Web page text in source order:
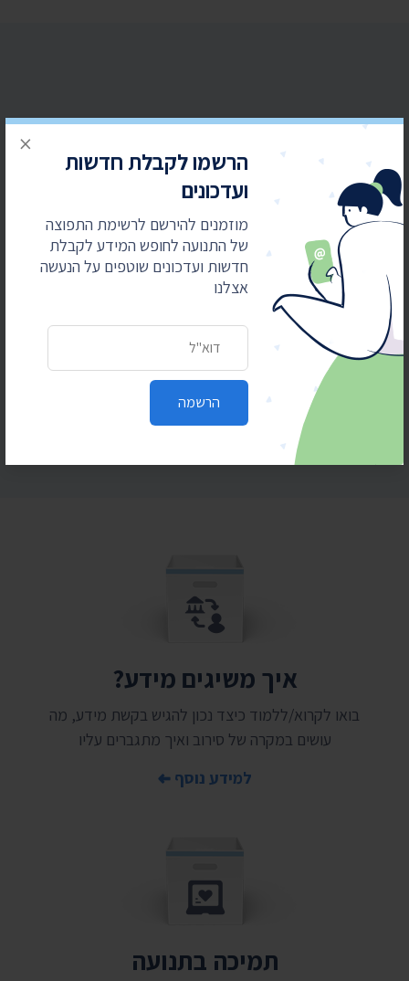
הרשמו לקבלת חדשות
ועדכונים
מוזמנים להירשם לרשימת התפוצה
של התנועה לחופש המידע לקבלת
חדשות ועדכונים שוטפים על הנעשה
אצלנו
הרשמה
×
מוזמנים להירשם לרשימת התפוצה של התנועה
לחופש המידע לקבלת חדשות ועדכונים שוטפים על
הנעשה אצלנו
כתובת דואר אלקטרוני
איך משיגים מידע?
בואו לקרוא/ללמוד כיצד נכון להגיש בקשת מידע, מה
עושים במקרה של סירוב ואיך מתגברים עליו
למידע נוסף
תמיכה בתנועה